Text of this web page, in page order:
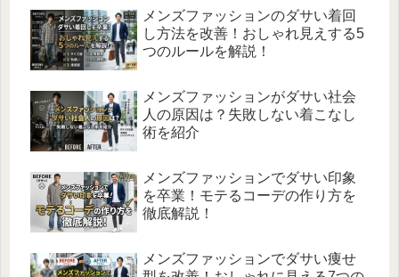
メンズファッションのダサい着回
し方法を改善！おしゃれ見えする5
つのルールを解説！
メンズファッションがダサい社会
人の原因は？失敗しない着こなし
術を紹介
メンズファッションでダサい印象
を卒業！モテるコーデの作り方を
徹底解説！
メンズファッションでダサい痩せ